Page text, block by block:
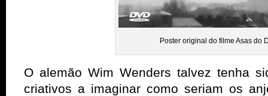
Poster original do filme Asas do
O alemão Wim Wenders talvez tenha
criativos a imaginar como seriam os